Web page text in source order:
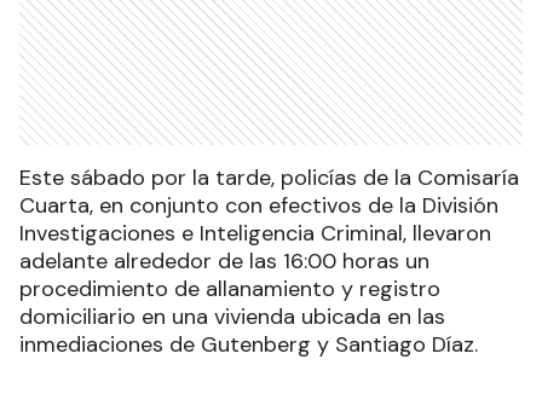
Este sábado por la tarde, policías de la Comisaría
Cuarta, en conjunto con efectivos de la División
Investigaciones e Inteligencia Criminal, llevaron
adelante alrededor de las 16:00 horas un
procedimiento de allanamiento y registro
domiciliario en una vivienda ubicada en las
inmediaciones de Gutenberg y Santiago Díaz.